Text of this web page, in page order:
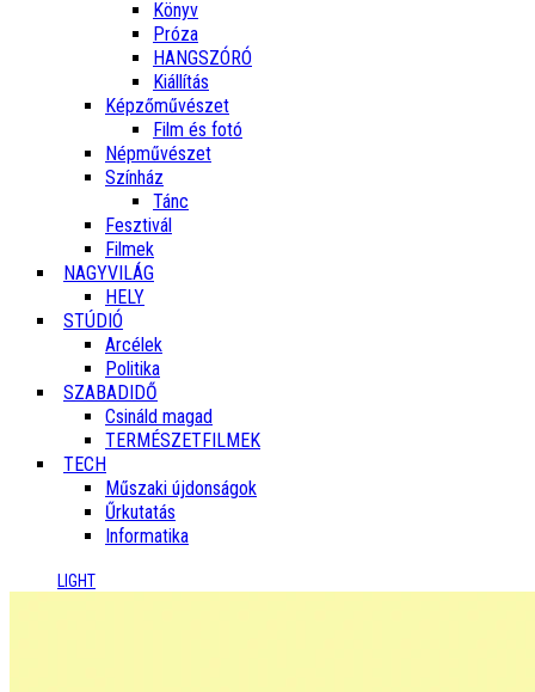
Könyv
Próza
HANGSZÓRÓ
Kiállítás
Képzőművészet
Film és fotó
Népművészet
Színház
Tánc
Fesztivál
Filmek
NAGYVILÁG
HELY
STÚDIÓ
Arcélek
Politika
SZABADIDŐ
Csináld magad
TERMÉSZETFILMEK
TECH
Műszaki újdonságok
Űrkutatás
Informatika
LIGHT